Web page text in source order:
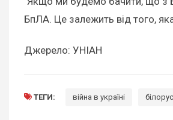
БпЛА. Це залежить від того,
Джерело: УНІАН
ТЕГИ: війна в україні